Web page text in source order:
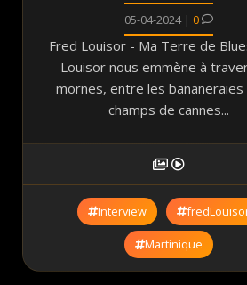
05-04-2024 | 0
Fred Louisor - Ma Terre de
Louisor nous emmène à
mornes, entre les
champs de cannes...
Interview
Martinique